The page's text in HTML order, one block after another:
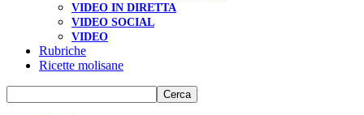
VIDEO IN DIRETTA
VIDEO SOCIAL
VIDEO
Rubriche
Ricette molisane